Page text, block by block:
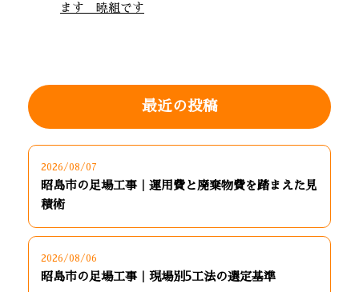
ます 曉組です
最近の投稿
2026/08/07
昭島市の足場工事｜運用費と廃棄物費を踏まえた見
積術
2026/08/06
昭島市の足場工事｜現場別5工法の選定基準